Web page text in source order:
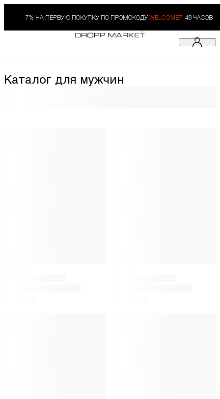
-7% НА ПЕРВУЮ ПОКУПКУ ПО ПРОМОКОДУ WELCOME7. 48 ЧАСОВ
Каталог для мужчин